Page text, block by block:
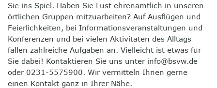
Sie ins Spiel. Haben Sie Lust ehrenamtlich in unseren
örtlichen Gruppen mitzuarbeiten? Auf Ausflügen und
Feierlichkeiten, bei Informationsveranstaltungen und
Konferenzen und bei vielen Aktivitäten des Alltags
fallen zahlreiche Aufgaben an. Vielleicht ist etwas für
Sie dabei! Kontaktieren Sie uns unter info@bsvw.de
oder 0231-5575900. Wir vermitteln Ihnen gerne
einen Kontakt ganz in Ihrer Nähe.